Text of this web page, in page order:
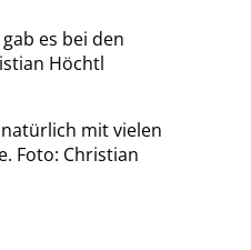
es bei den
Höchtl
mit vielen
Foto: Christian